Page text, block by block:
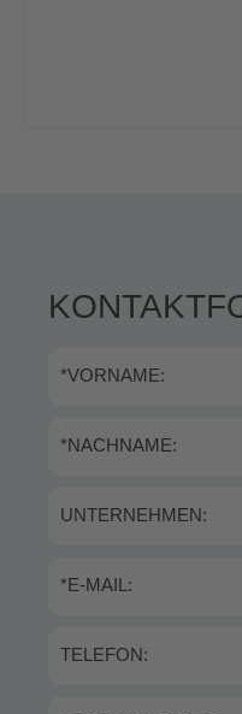
*VORNAME:
*NACHNAME:
UNTERNEHMEN:
*E-MAIL:
TELEFON: